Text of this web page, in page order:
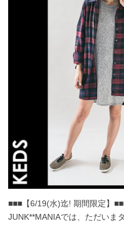
■■■【6/19(水)迄! 期間限定】
JUNK**MANIAでは、ただいま